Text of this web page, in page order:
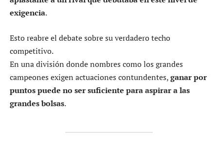
exigencia.
Esto reabre el debate sobre su verdadero techo
competitivo.
En una división donde nombres como los grandes
campeones exigen actuaciones contundentes,ganar por
puntos puede no ser suficiente para aspirar a las
grandes bolsas.